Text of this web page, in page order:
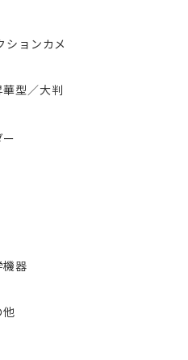
ションカメ
型／大判
機器
他